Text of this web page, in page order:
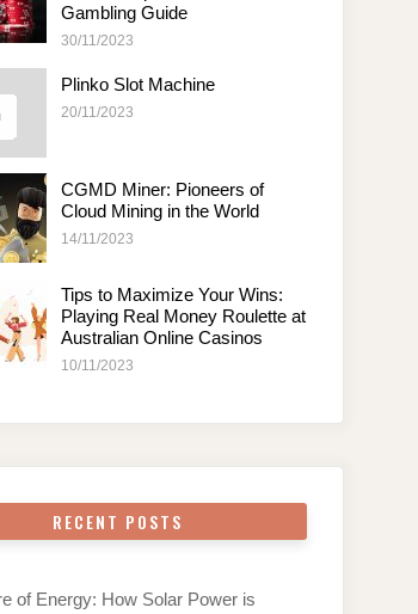
Gambling Guide
30/11/2023
Plinko Slot Machine
20/11/2023
CGMD Miner: Pioneers of
Cloud Mining in the World
14/11/2023
Tips to Maximize Your Wins:
Playing Real Money Roulette at
Australian Online Casinos
10/11/2023
RECENT POSTS
of Energy: How Solar Power is